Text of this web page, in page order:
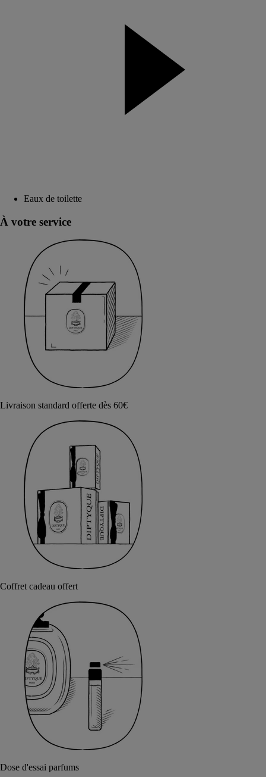
Eaux de toilette
À votre service
Livraison standard offerte dès 60€
Coffret cadeau offert
Dose d'essai parfums